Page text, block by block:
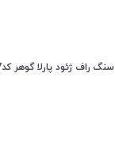
سنگ راف ژئود پارلا گوهر کد6267